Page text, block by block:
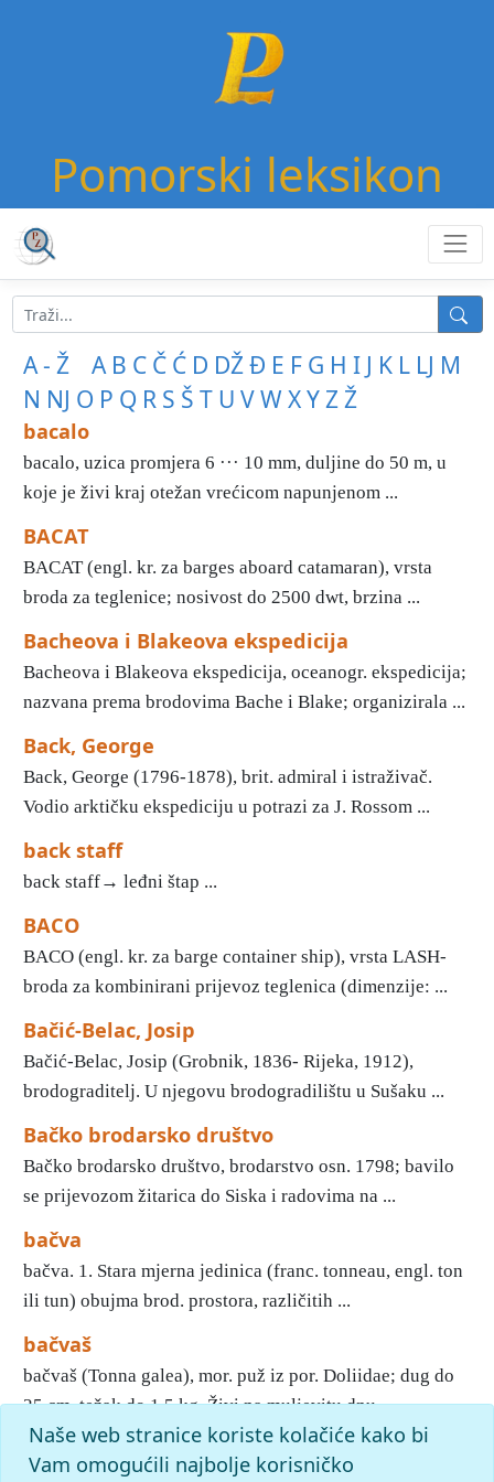
Pomorski leksikon
A - Ž A B C Č Ć D DŽĐ E F G H I J K L LJ M
N NJ O P Q R S Š T U VWXYZŽ
bacalo
bacalo, uzica promjera 6 ··· 10 mm, duljine do 50 m, u
koje je živi kraj otežan vrećicom napunjenom ...
BACAT
BACAT (engl. kr. za barges aboard catamaran), vrsta
broda za teglenice; nosivost do 2500 dwt, brzina ...
Bacheova i Blakeova ekspedicija
Bacheova i Blakeova ekspedicija, oceanogr. ekspedicija;
nazvana prema brodovima Bache i Blake; organizirala ...
Back, George
Back, George (1796-1878), brit. admiral i istraživač.
Vodio arktičku ekspediciju u potrazi za J. Rossom ...
back staff
back staff→ leđni štap ...
BACO
BACO (engl. kr. za barge container ship), vrsta LASH-
broda za kombinirani prijevoz teglenica (dimenzije: ...
Bačić-Belac, Josip
Bačić-Belac, Josip (Grobnik, 1836- Rijeka, 1912),
brodograditelj. U njegovu brodogradilištu u Sušaku ...
Bačko brodarsko društvo
Bačko brodarsko društvo, brodarstvo osn. 1798; bavilo
se prijevozom žitarica do Siska i radovima na ...
bačva
bačva. 1. Stara mjerna jedinica (franc. tonneau, engl. ton
ili tun) obujma brod. prostora, različitih ...
bačvaš
bačvaš (Tonna galea), mor. puž iz por. Doliidae; dug do
25 cm, težak do 1,5 kg. Živi na muljevitu dnu ...
Naše web stranice koriste kolačiće kako bi
Vam omogućili najbolje korisničko